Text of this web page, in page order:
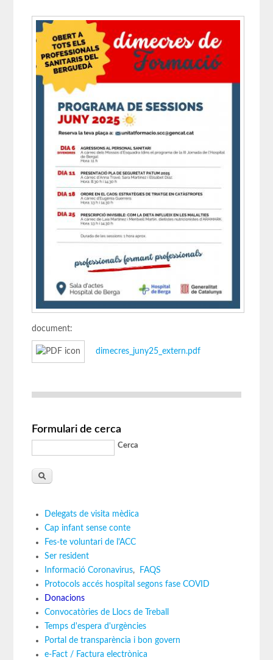
document:
dimecres_juny25_extern.pdf
Formulari de cerca
Cerca
Delegats de visita mèdica
Cap infant sense conte
Fes-te voluntari de l'ACC
Ser resident
Informació Coronavirus,
FAQS
Protocols accés hospital segons fase COVID
Donacions
Convocatòries de Llocs de Treball
Temps d'espera d'urgències
Portal de transparència i bon govern
e-Fact / Factura electrònica